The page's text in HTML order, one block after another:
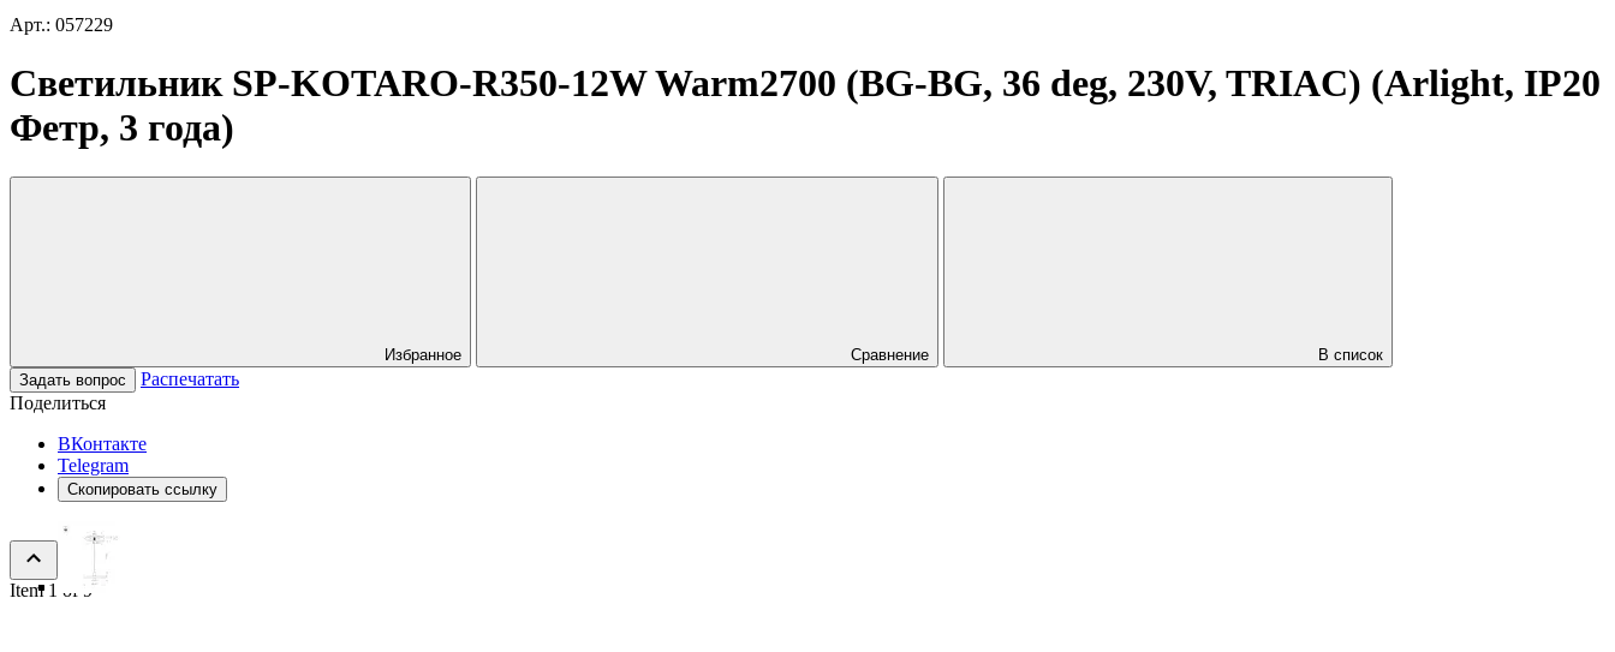
Арт.: 057229
Светильник SP-KOTARO-R350-12W Warm2700 (BG-BG, 36 deg, 230V, TRIAC) (Arlight, IP20
Фетр, 3 года)
Избранное Сравнение
В список
Задать вопрос
Распечатать
Поделиться
ВКонтакте
Telegram
Скопировать ссылку
Item 1 of 9